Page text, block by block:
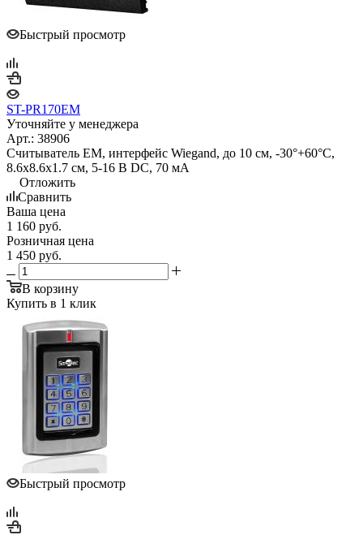
Быстрый просмотр
ST-PR170EM
Уточняйте у менеджера
Арт.: 38906
Считыватель EM, интерфейс Wiegand, до 10 см, -30°+60°С,
8.6х8.6х1.7 см, 5-16 В DC, 70 мA
Отложить
Сравнить
Ваша цена
1 160 руб.
Розничная цена
1 450 руб.
В корзину
Купить в 1 клик
Быстрый просмотр